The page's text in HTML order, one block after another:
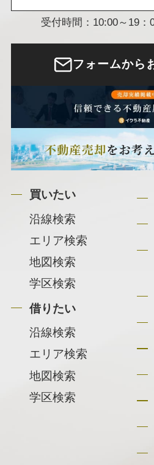
受付時間：10:00～19：
フォームから
買いたい
沿線検索
エリア検索
地図検索
学区検索
借りたい
沿線検索
エリア検索
地図検索
学区検索